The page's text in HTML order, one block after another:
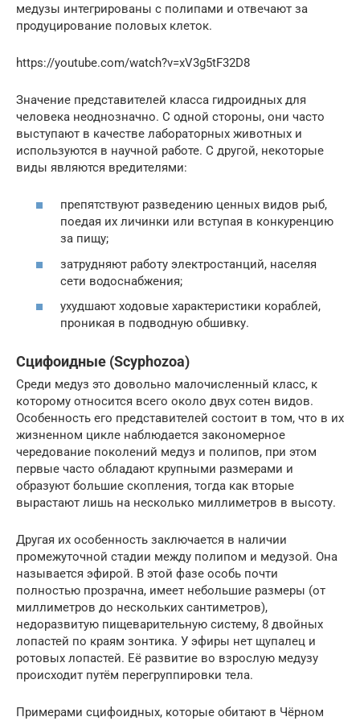
медузы интегрированы с полипами и отвечают за
продуцирование половых клеток.
https://youtube.com/watch?v=xV3g5tF32D8
Значение представителей класса гидроидных для
человека неоднозначно. С одной стороны, они часто
выступают в качестве лабораторных животных и
используются в научной работе. С другой, некоторые
виды являются вредителями:
препятствуют разведению ценных видов рыб,
поедая их личинки или вступая в конкуренцию
за пищу;
затрудняют работу электростанций, населяя
сети водоснабжения;
ухудшают ходовые характеристики кораблей,
проникая в подводную обшивку.
Сцифоидные (Scyphozoa)
Среди медуз это довольно малочисленный класс, к
которому относится всего около двух сотен видов.
Особенность его представителей состоит в том, что в их
жизненном цикле наблюдается закономерное
чередование поколений медуз и полипов, при этом
первые часто обладают крупными размерами и
образуют большие скопления, тогда как вторые
вырастают лишь на несколько миллиметров в высоту.
Другая их особенность заключается в наличии
промежуточной стадии между полипом и медузой. Она
называется эфирой. В этой фазе особь почти
полностью прозрачна, имеет небольшие размеры (от
миллиметров до нескольких сантиметров),
недоразвитую пищеварительную систему, 8 двойных
лопастей по краям зонтика. У эфиры нет щупалец и
ротовых лопастей. Её развитие во взрослую медузу
происходит путём перегруппировки тела.
Примерами сцифоидных, которые обитают в Чёрном